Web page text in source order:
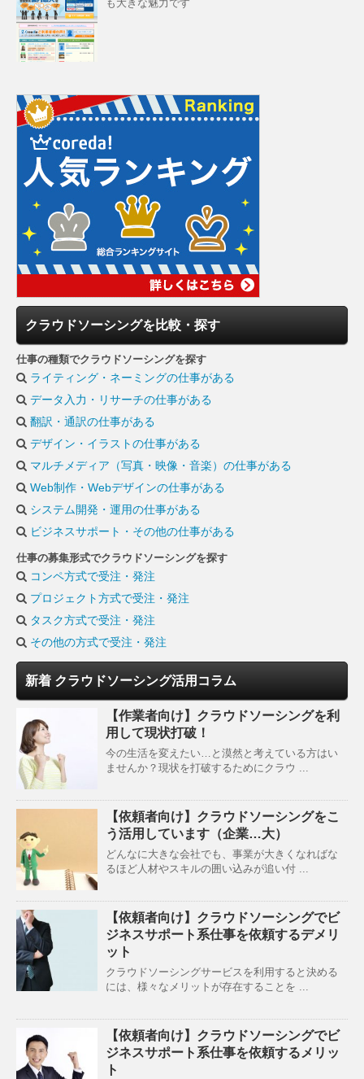
も大きな魅力です
クラウドソーシングを比較・探す
仕事の種類でクラウドソーシングを探す
ライティング・ネーミングの仕事がある
データ入力・リサーチの仕事がある
翻訳・通訳の仕事がある
デザイン・イラストの仕事がある
マルチメディア（写真・映像・音楽）の仕事がある
Web制作・Webデザインの仕事がある
システム開発・運用の仕事がある
ビジネスサポート・その他の仕事がある
仕事の募集形式でクラウドソーシングを探す
コンペ方式で受注・発注
プロジェクト方式で受注・発注
タスク方式で受注・発注
その他の方式で受注・発注
新着 クラウドソーシング活用コラム
【作業者向け】クラウドソーシングを利
用して現状打破！
今の生活を変えたい…と漠然と考えている方はい
ませんか？現状を打破するためにクラウ ...
【依頼者向け】クラウドソーシングをこ
う活用しています（企業…大）
どんなに大きな会社でも、事業が大きくなればな
るほど人材やスキルの囲い込みが追い付 ...
【依頼者向け】クラウドソーシングでビ
ジネスサポート系仕事を依頼するデメリ
ット
クラウドソーシングサービスを利用すると決める
には、様々なメリットが存在することを ...
【依頼者向け】クラウドソーシングでビ
ジネスサポート系仕事を依頼するメリッ
ト